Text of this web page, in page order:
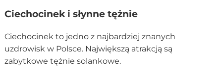
Ciechocinek i słynne tężnie
Ciechocinek to jedno z najbardziej znanych
uzdrowisk w Polsce. Największą atrakcją są
zabytkowe tężnie solankowe.